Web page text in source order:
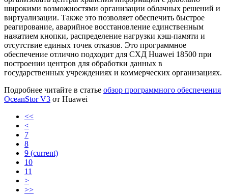
широкими возможностями организации облачных решений и
виртуализации. Также это позволяет обеспечить быстрое
реагирование, аварийное восстановление единственным
нажатием кнопки, распределение нагрузки кэш-памяти и
отсутствие единых точек отказов. Это программное
обеспечение отлично подходит для СХД Huawei 18500 при
построении центров для обработки данных в
государственных учреждениях и коммерческих организациях.
Подробнее читайте в статье обзор программного обеспечения
OceanStor V3 от Huawei
<<
<
7
8
9 (current)
10
11
>
>>